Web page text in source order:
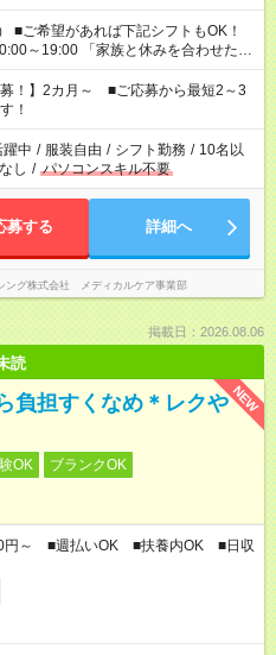
と休みを合わせた
準備がしたい」 「できれば残業はし
くださいね。 ※Wワーク希望
望する勤務時間と、もう1つのお仕事
間を超える場合は応募できません。
募！】2カ月～ ■ご応募から最短2～3
！
中 / 服装自由 / シフト勤務 / 10名以
し / パソコンスキル不要
募する 詳細へ
ング株式会社 メディカルケア事業部
掲載日：2026.08.06
読
NEW
負担すくなめ＊レクや
OK
ブランクOK
円～ ■週払いOK ■扶養内OK ■日収